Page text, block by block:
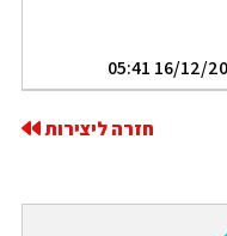
חזרה ליצירות